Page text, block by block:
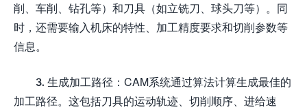
削、车削、钻孔等）和刀具（如立铣刀、球头刀等）。同
时，还需要输入机床的特性、加工精度要求和切削参数等
信息。
3. 生成加工路径：CAM系统通过算法计算生成最佳的
加工路径。这包括刀具的运动轨迹、切削顺序、进给速